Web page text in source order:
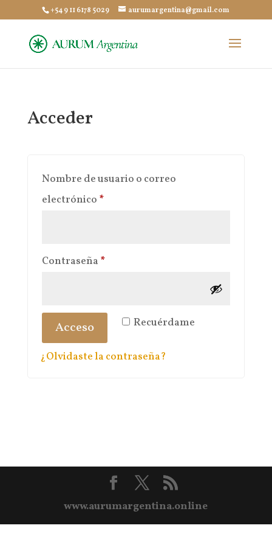
+54 9 11 6178 5029 aurumargentina@gmail.com
Acceder
Nombre de usuario o correo
electrónico *Obligatorio
Contraseña *Obligatorio
Recuérdame
Acceso
¿Olvidaste la contraseña?
www.aurumargentina.online